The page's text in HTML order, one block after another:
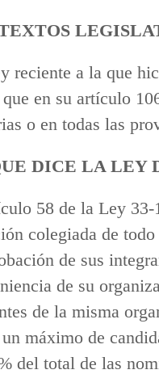
reciente a la que
en su artículo
o en todas las
DICE LA LEY
58 de la Ley 33-
colegiada de
de sus
de su
de la misma
máximo de
del total de las